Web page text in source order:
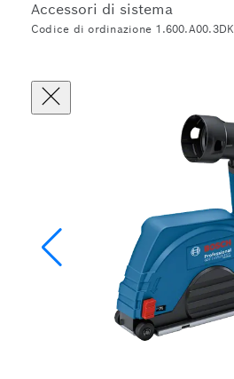
Accessori di sistema
Codice di ordinazione 1.600.A00.3DK